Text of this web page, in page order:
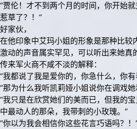
“贾伦！才不到两个月的时间，你开始
惹草了？！”
好家伙，
在他印象中艾玛小姐的形象是那种比较
激动的声音属实罕见，可以听出来她真
传来军火商不咸不淡的解释：
“我都说了我是爱你的，你急什么，你
“那为什么我听凯莉娅小姐说你在调戏
“我只是在欣赏她们的美而已，但我的
中最动人的那朵，我带刺的小玫瑰。”
“你以为我会相信你这些花言巧语吗？！